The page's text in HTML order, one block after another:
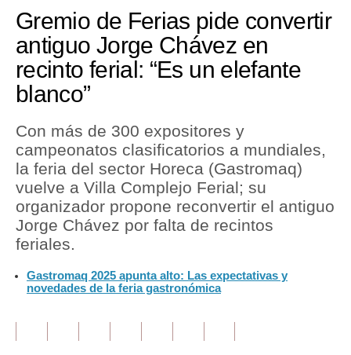
Perú
Política
Tu Dinero
Finanzas Personales
Inmobiliarias
Plus G
Opinión
Editorial
Pregunta de hoy
Gremio de Ferias pide convertir
antiguo Jorge Chávez en
recinto ferial: “Es un elefante
blanco”
Con más de 300 expositores y
campeonatos clasificatorios a mundiales,
la feria del sector Horeca (Gastromaq)
vuelve a Villa Complejo Ferial; su
organizador propone reconvertir el antiguo
Jorge Chávez por falta de recintos
feriales.
Gastromaq 2025 apunta alto: Las expectativas y
novedades de la feria gastronómica